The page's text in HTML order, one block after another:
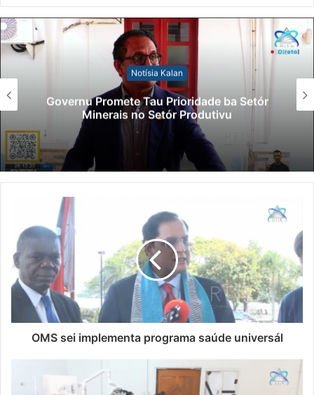
Notísia Kalan
Governu Promete Tau Prioridade ba Setór
Minerais no Setór Produtivu
OMS sei implementa programa saúde universál